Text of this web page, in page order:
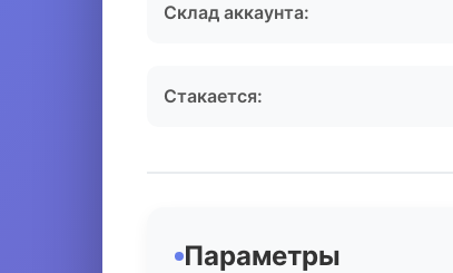
Склад аккаунта:
Стакается:
Параметры